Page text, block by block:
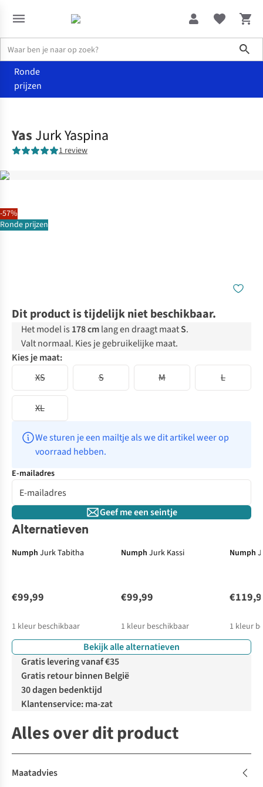
Ronde
prijzen
-57%
Ronde prijzen
Yas Jurk Yaspina
1 review
Dit product is tijdelijk niet beschikbaar.
Het model is 178 cmlang en draagt maatS.
Valt normaal. Kies je gebruikelijke maat.
Kies je maat:
XS
S M L
XL
We sturen je een mailtje als we dit artikel weer op
voorraad hebben.
E-mailadres
Geef me een seintje
Alternatieven
Numph Jurk Tabitha
€99,99
1 kleur beschikbaar
Numph Jurk Kassi
€99,99
1 kleur beschikbaar
Numph
1 kleur
Bekijk alle alternatieven
Gratis levering vanaf €35
Gratis retour binnen België
30 dagen bedenktijd
Klantenservice: ma-zat
Alles over dit product
Maatadvies